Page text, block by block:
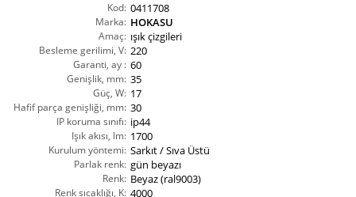
Kod: 0411708
Marka: HOKASU
Amaç: ışık çizgileri
Besleme gerilimi, V: 220
Garanti, ay : 60
Genişlik, mm: 35
Güç, W: 17
Hafif parça genişliği, mm: 30
IP koruma sınıfı: ip44
Işık akısı, lm: 1700
Kurulum yöntemi: Sarkıt / Sıva Üstü
Parlak renk: gün beyazı
Renk: Beyaz (ral9003)
Renk sıcaklığı, K: 4000